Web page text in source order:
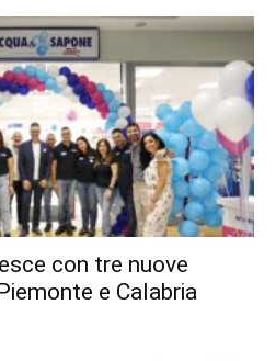
con tre nuove
e Calabria